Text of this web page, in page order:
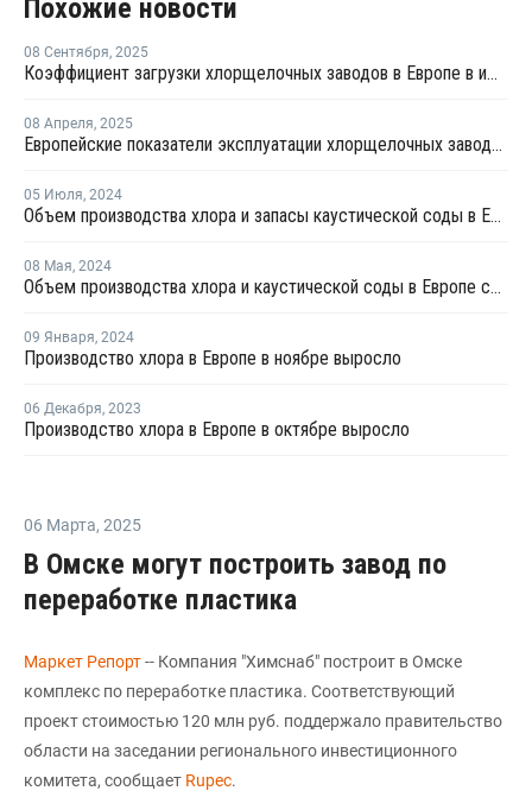
Похожие новости
08 Сентября, 2025
Коэффициент загрузки хлорщелочных заводов в Европе в июле продолжил рост
08 Апреля, 2025
Европейские показатели эксплуатации хлорщелочных заводов достигли в феврале трехлетнего максимума
05 Июля, 2024
Объем производства хлора и запасы каустической соды в Европе снизились в мае
08 Мая, 2024
Объем производства хлора и каустической соды в Европе снизились в марте
09 Января, 2024
Производство хлора в Европе в ноябре выросло
06 Декабря, 2023
Производство хлора в Европе в октябре выросло
06 Марта, 2025
В Омске могут построить завод по
переработке пластика
Маркет Репорт-- Компания "Химснаб" построит в Омске
комплекс по переработке пластика. Соответствующий
проект стоимостью 120 млн руб. поддержало правительство
области на заседании регионального инвестиционного
комитета, сообщает Rupec.